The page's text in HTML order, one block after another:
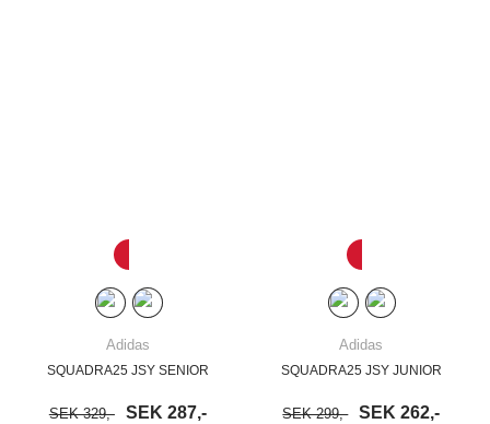
Adidas
SQUADRA25 JSY SENIOR
SEK 329,- SEK 287,-
Adidas
SQUADRA25 JSY JUNIOR
SEK 299,- SEK 262,-